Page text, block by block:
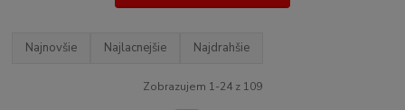
Najnovšie Najlacnejšie Najdrahšie
Zobrazujem 1-24 z 109